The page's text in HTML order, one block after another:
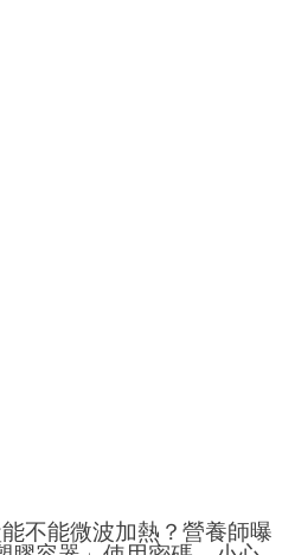
不能微波加熱？營養師曝